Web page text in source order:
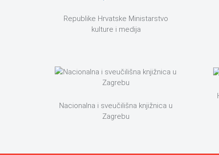
Republike Hrvatske Ministarstvo
kulture i medija
Nacionalna i sveučilišna knjižnica u
Zagrebu